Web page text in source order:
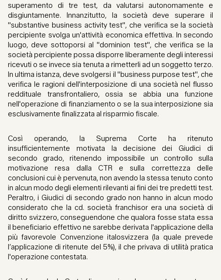
superamento di tre test, da valutarsi autonomamente e
disgiuntamente. Innanzitutto, la società deve superare il
"substantive business activity test", che verifica se la società
percipiente svolga un'attività economica effettiva. In secondo
luogo, deve sottoporsi al "dominion test", che verifica se la
società percipiente possa disporre liberamente degli interessi
ricevuti o se invece sia tenuta a rimetterli ad un soggetto terzo.
In ultima istanza, deve svolgersi il "business purpose test", che
verifica le ragioni dell'interposizione di una società nel flusso
reddituale transfrontaliero, ossia se abbia una funzione
nell'operazione di finanziamento o se la sua interposizione sia
esclusivamente finalizzata al risparmio fiscale.
Così operando, la Suprema Corte ha ritenuto
insufficientemente motivata la decisione dei Giudici di
secondo grado, ritenendo impossibile un controllo sulla
motivazione resa dalla CTR e sulla correttezza delle
conclusioni cui è pervenuta, non avendo la stessa tenuto conto
in alcun modo degli elementi rilevanti ai fini dei tre predetti test.
Peraltro, i Giudici di secondo grado non hanno in alcun modo
considerato che la cd. società franchisor era una società di
diritto svizzero, conseguendone che qualora fosse stata essa
il beneficiario effettivo ne sarebbe derivata l'applicazione della
più favorevole Convenzione italosvizzera (la quale prevede
l’applicazione di ritenute del 5%), il che privava di utilità pratica
l'operazione contestata.